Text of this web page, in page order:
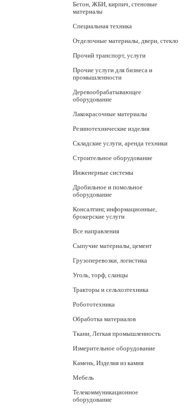
Бетон, ЖБИ, кирпич, стеновые
материалы
Специальная техника
Отделочные материалы, двери, стекло
Прочий транспорт, услуги
Прочие услуги для бизнеса и
промышленности
Деревообрабатывающее
оборудование
Лакокрасочные материалы
Резинотехнические изделия
Складские услуги, аренда техники
Строительное оборудование
Инженерные системы
Дробильное и помольное
оборудование
Консалтинг, информационные,
брокерские услуги
Все направления
Сыпучие материалы, цемент
Грузоперевозки, логистика
Уголь, торф, сланцы
Тракторы и сельхозтехника
Робототехника
Обработка материалов
Ткани, Легкая промышленность
Измерительное оборудование
Камень, Изделия из камня
Мебель
Телекоммуникационное
оборудование